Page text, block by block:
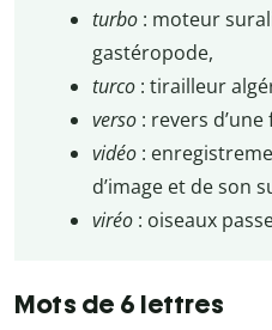
turbo : moteur
gastéropode,
turco : tirailleur
verso : revers d’une
vidéo :
d’image et de son
viréo : oiseaux
Mots de 6 lettres